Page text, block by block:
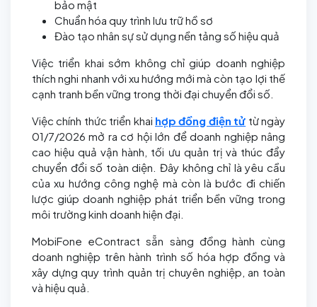
bảo mật
Chuẩn hóa quy trình lưu trữ hồ sơ
Đào tạo nhân sự sử dụng nền tảng số hiệu quả
Việc triển khai sớm không chỉ giúp doanh nghiệp
thích nghi nhanh với xu hướng mới mà còn tạo lợi thế
cạnh tranh bền vững trong thời đại chuyển đổi số.
Việc chính thức triển khai hợp đồng điện tử từ ngày
01/7/2026 mở ra cơ hội lớn để doanh nghiệp nâng
cao hiệu quả vận hành, tối ưu quản trị và thúc đẩy
chuyển đổi số toàn diện. Đây không chỉ là yêu cầu
của xu hướng công nghệ mà còn là bước đi chiến
lược giúp doanh nghiệp phát triển bền vững trong
môi trường kinh doanh hiện đại.
MobiFone eContract sẵn sàng đồng hành cùng
doanh nghiệp trên hành trình số hóa hợp đồng và
xây dựng quy trình quản trị chuyên nghiệp, an toàn
và hiệu quả.